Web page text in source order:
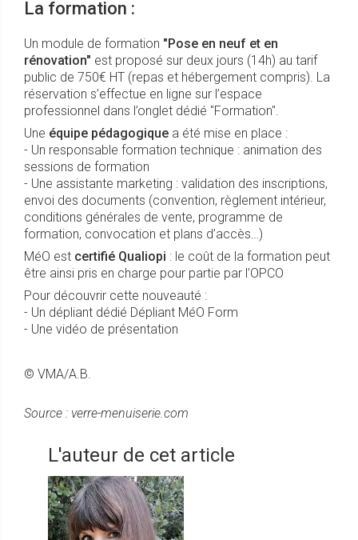
La formation :
Un module de formation "Pose en neuf et en
rénovation" est proposé sur deux jours (14h) au tarif
public de 750€ HT (repas et hébergement compris). La
réservation s’effectue en ligne sur l’espace
professionnel dans l’onglet dédié "Formation".
Une équipe pédagogique a été mise en place :
- Un responsable formation technique : animation des
sessions de formation
- Une assistante marketing : validation des inscriptions,
envoi des documents (convention, règlement intérieur,
conditions générales de vente, programme de
formation, convocation et plans d’accès…)
MéO est certifié Qualiopi : le coût de la formation peut
être ainsi pris en charge pour partie par l’OPCO
Pour découvrir cette nouveauté :
- Un dépliant dédié Dépliant MéO Form
- Une vidéo de présentation
© VMA/A.B.
Source : verre-menuiserie.com
L'auteur de cet article